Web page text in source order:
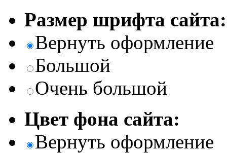
Размер шрифта сайта:
Вернуть оформление
Большой
Очень большой
Цвет фона сайта:
Вернуть оформление